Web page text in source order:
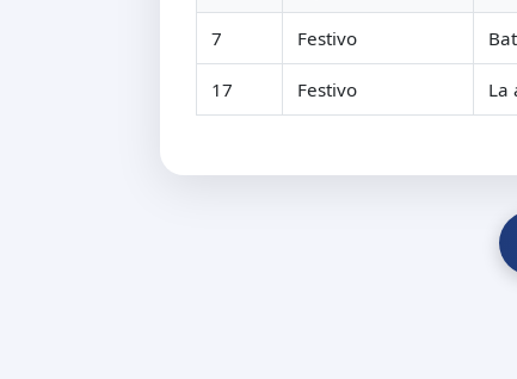
7 Festivo
17 Festivo La